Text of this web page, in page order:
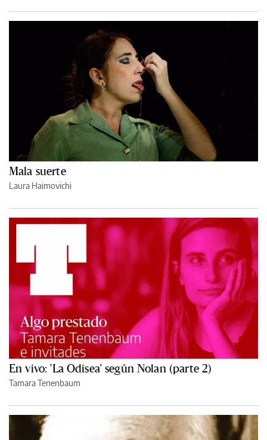
Mala suerte
Laura Haimovichi
En vivo: 'La Odisea' según Nolan (parte 2)
Tamara Tenenbaum